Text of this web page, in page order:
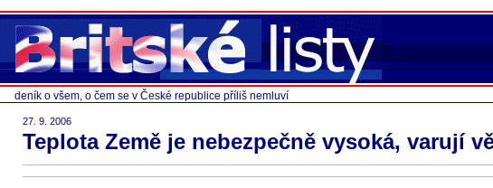
deník o všem, o čem se v České republice příliš nemluví
27. 9. 2006
Teplota Země je nebezpečně vysoká, varují